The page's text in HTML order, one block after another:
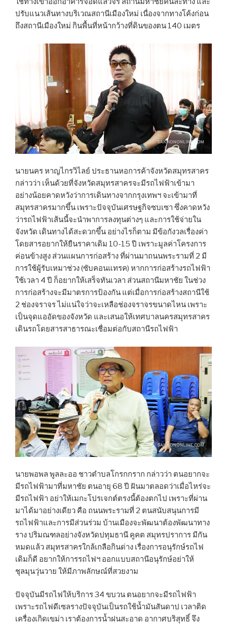
ปรับแนวเส้นทางบริเวณสถานีเมืองใหม่ เนื่องจากทางโค้งก่อน
ถึงสถานีเมืองใหม่ กินพื้นที่หน้ากว้างที่ดินของตน 140 เมตร
นายนคร หาญไกรวิไลย์ ประธานหอการค้าจังหวัดสมุทรสาคร
กล่าวว่า เห็นด้วยที่จังหวัดสมุทรสาครจะมีรถไฟฟ้าเข้ามา
อย่างน้อยคาดหวังว่าการเดินทางจากกรุงเทพฯ จะเข้ามาที่
สมุทรสาครมากขึ้น เพราะปัจจุบันเศรษฐกิจซบเซา ซึ่งคาดหวัง
ว่ารถไฟฟ้าเส้นนี้จะนำพาการลงทุนต่างๆ และการใช้จ่ายใน
จังหวัด เดินทางได้สะดวกขึ้น อย่างไรก็ตาม มีข้อกังวลเรื่องค่า
โดยสารอยากให้ยืนราคาเดิม 10-15 ปี เพราะมูลค่าโครงการ
ค่อนข้างสูง ส่วนแผนการก่อสร้าง ที่ผ่านมาถนนพระรามที่ 2 มี
การใช้ผู้รับเหมาช่วง (ซับคอนแทรค) หากการก่อสร้างรถไฟฟ้า
ใช้เวลา 4 ปี ก็อยากให้เสร็จทันเวลา ส่วนสถานีมหาชัย ในช่วง
การก่อสร้างจะมีมาตรการป้องกัน แต่เมื่อการก่อสร้างสถานีใช้
2 ช่องจราจร ไม่แน่ใจว่าจะเหลือช่องจราจรขนาดไหน เพราะ
เป็นจุดแออัดของจังหวัด และเสนอให้เทศบาลนครสมุทรสาคร
เดินรถโดยสารสาธารณะเชื่อมต่อกับสถานีรถไฟฟ้า
นายพอพล พูลละออ ชาวตำบลโกรกกราก กล่าวว่า ตนอยากจะ
มีรถไฟฟ้ามาที่มหาชัย ตนอายุ 68 ปี ฝันมาตลอดว่าเมื่อไหร่จะ
มีรถไฟฟ้า อย่าให้เมกะโปรเจกต์ตรงนี้ต้องตกไป เพราะที่ผ่าน
มาได้มาอย่างเดียว คือ ถนนพระรามที่ 2 ตนสนับสนุนการมี
รถไฟฟ้าและการมีส่วนร่วม บ้านเมืองจะพัฒนาต้องพัฒนาทาง
ราง ปริมณฑลอย่างจังหวัดปทุมธานี คูคต สมุทรปราการ มีกัน
หมดแล้ว สมุทรสาครใกล้เกลือกินด่าง เรื่องการอนุรักษ์รถไฟ
เดิมก็ดี อยากให้การรถไฟฯ ออกแบบสถานีอนุรักษ์อย่าให้
ชุลมุนวุ่นวาย ให้มีภาพลักษณ์ที่สวยงาม
ปัจจุบันมีรถไฟให้บริการ 34 ขบวน ตนอยากจะมีรถไฟฟ้า
เพราะรถไฟดีเซลรางปัจจุบันเป็นรถใช้น้ำมันสันดาป เวลาติด
เครื่องเกิดเขม่า เราต้องการน้ำฝนสะอาด อากาศบริสุทธิ์ จึง